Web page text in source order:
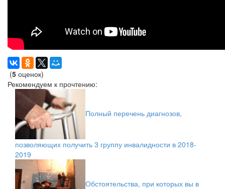
(5 оценок)
Рекомендуем к прочтению:
Полный перечень диагнозов,
позволяющих получить 3 группу инвалидности в 2018-
2019
Обстоятельства, при которых вы в